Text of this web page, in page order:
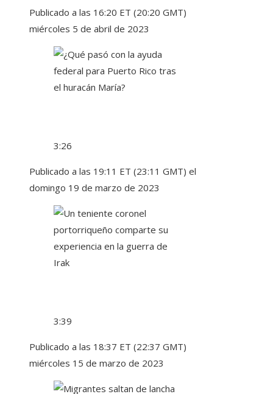
Publicado a las 16:20 ET (20:20 GMT)
miércoles 5 de abril de 2023
3:26
Publicado a las 19:11 ET (23:11 GMT) el
domingo 19 de marzo de 2023
3:39
Publicado a las 18:37 ET (22:37 GMT)
miércoles 15 de marzo de 2023